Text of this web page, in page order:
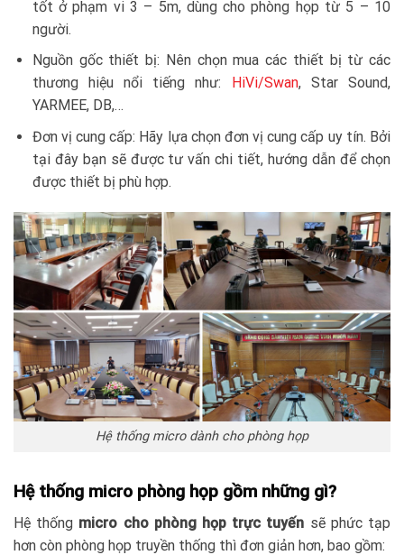
tốt ở phạm vi 3 – 5m, dùng cho phòng họp từ 5 – 10
người.
Nguồn gốc thiết bị: Nên chọn mua các thiết bị từ các
thương hiệu nổi tiếng như:
HiVi/Swan, Star Sound,
YARMEE, DB,…
Đơn vị cung cấp: Hãy lựa chọn đơn vị cung cấp uy tín. Bởi
tại đây bạn sẽ được tư vấn chi tiết, hướng dẫn để chọn
được thiết bị phù hợp.
Hệ thống micro dành cho phòng họp
Hệ thống micro phòng họp gồm những gì?
Hệ thống micro cho phòng họp trực tuyến sẽ phức tạp
hơn còn phòng họp truyền thống thì đơn giản hơn, bao gồm: